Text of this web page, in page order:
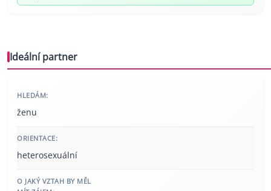
Ideální partner
HLEDÁM:
ženu
ORIENTACE:
heterosexuální
O JAKÝ VZTAH BY MĚL